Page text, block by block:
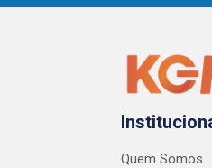
Quem Somos